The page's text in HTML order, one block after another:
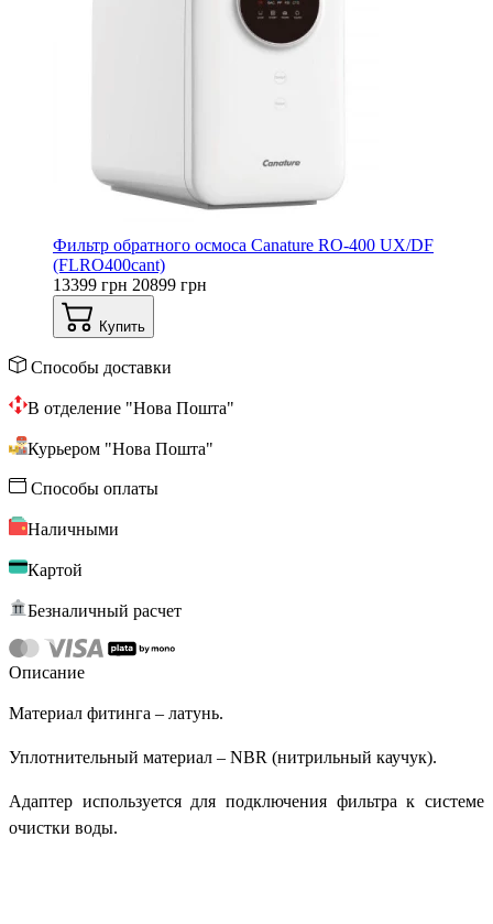
Фильтр обратного осмоса Canature RO-400 UX/DF
(FLRO400cant)
13399 грн 20899 грн
Купить
Способы доставки
В отделение "Нова Пошта"
Курьером "Нова Пошта"
Способы оплаты
Наличными
Картой
Безналичный расчет
Описание
Материал фитинга – латунь.
Уплотнительный материал – NBR (нитрильный каучук).
Адаптер используется для подключения фильтра к системе
очистки воды.